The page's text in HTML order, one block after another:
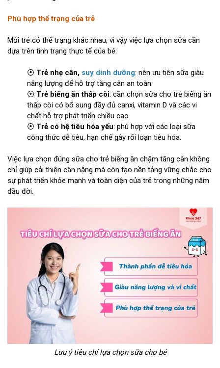
Phù hợp thể trạng của trẻ
Mỗi trẻ có thể trạng khác nhau, vì vậy việc lựa chọn sữa cần
dựa trên tình trạng thực tế của bé:
⦿ Trẻ nhẹ cân, suy dinh dưỡng: nên ưu tiên sữa giàu
năng lượng để hỗ trợ tăng cân an toàn.
⦿ Trẻ biếng ăn thấp còi: cần chọn sữa cho trẻ biếng ăn
thấp còi có bổ sung đầy đủ canxi, vitamin D và các vi
chất hỗ trợ phát triển chiều cao.
⦿ Trẻ có hệ tiêu hóa yếu: phù hợp với các loại sữa
công thức dễ tiêu, hạn chế gây rối loạn tiêu hóa.
Việc lựa chọn đúng sữa cho trẻ biếng ăn chậm tăng cân không
chỉ giúp cải thiện cân nặng mà còn tạo nền tảng vững chắc cho
sự phát triển khỏe mạnh và toàn diện của trẻ trong những năm
đầu đời.
Lưu ý tiêu chí lựa chọn sữa cho bé